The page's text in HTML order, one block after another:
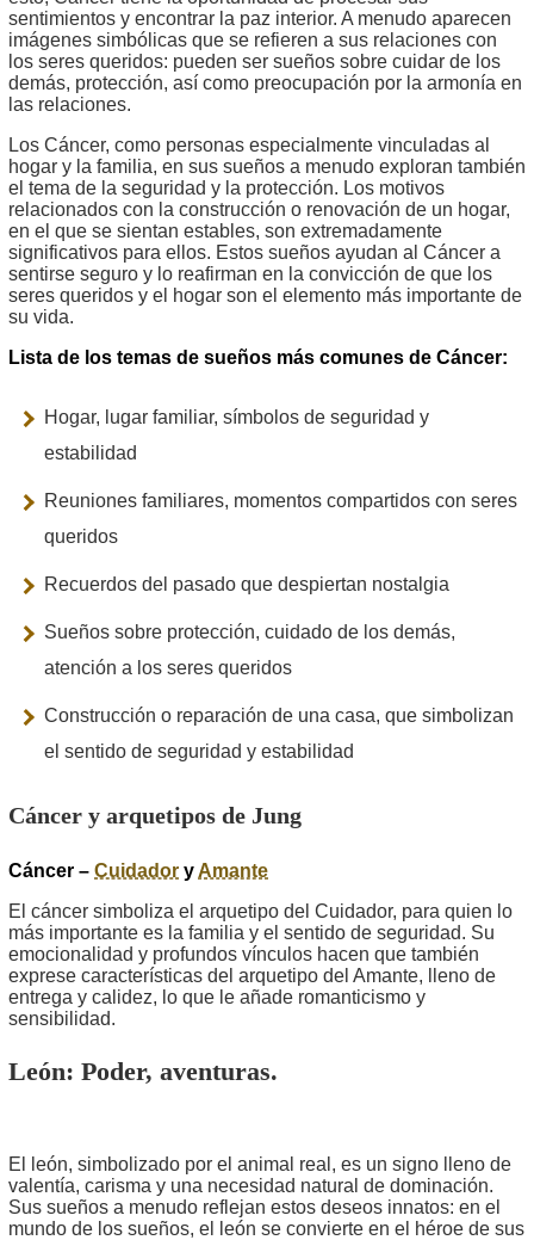
sentimientos y encontrar la paz interior. A menudo aparecen
imágenes simbólicas que se refieren a sus relaciones con
los seres queridos: pueden ser sueños sobre cuidar de los
demás, protección, así como preocupación por la armonía en
las relaciones.
Los Cáncer, como personas especialmente vinculadas al
hogar y la familia, en sus sueños a menudo exploran también
el tema de la seguridad y la protección. Los motivos
relacionados con la construcción o renovación de un hogar,
en el que se sientan estables, son extremadamente
significativos para ellos. Estos sueños ayudan al Cáncer a
sentirse seguro y lo reafirman en la convicción de que los
seres queridos y el hogar son el elemento más importante de
su vida.
Lista de los temas de sueños más comunes de Cáncer:
Hogar, lugar familiar, símbolos de seguridad y
estabilidad
Reuniones familiares, momentos compartidos con seres
queridos
Recuerdos del pasado que despiertan nostalgia
Sueños sobre protección, cuidado de los demás,
atención a los seres queridos
Construcción o reparación de una casa, que simbolizan
el sentido de seguridad y estabilidad
Cáncer y arquetipos de Jung
Cáncer – Cuidador yAmante
El cáncer simboliza el arquetipo del Cuidador, para quien lo
más importante es la familia y el sentido de seguridad. Su
emocionalidad y profundos vínculos hacen que también
exprese características del arquetipo del Amante, lleno de
entrega y calidez, lo que le añade romanticismo y
sensibilidad.
León: Poder, aventuras.
El león, simbolizado por el animal real, es un signo lleno de
valentía, carisma y una necesidad natural de dominación.
Sus sueños a menudo reflejan estos deseos innatos: en el
mundo de los sueños, el león se convierte en el héroe de sus